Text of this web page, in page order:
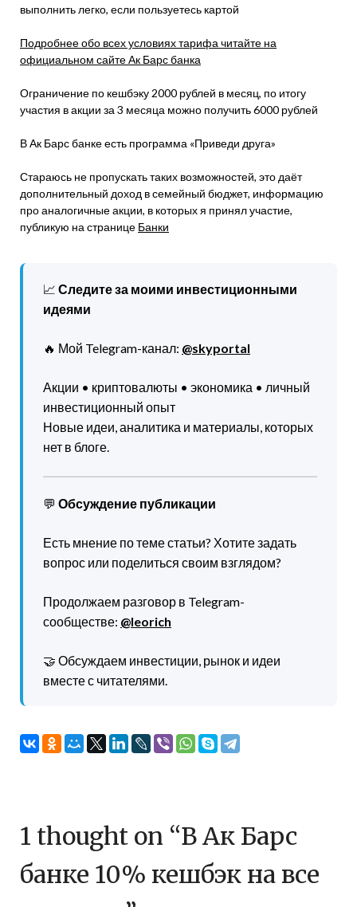
выполнить легко, если пользуетесь картой
Подробнее обо всех условиях тарифа читайте на
официальном сайте Ак Барс банка
Ограничение по кешбэку 2000 рублей в месяц, по итогу
участия в акции за 3 месяца можно получить 6000 рублей
В Ак Барс банке есть программа «Приведи друга»
Стараюсь не пропускать таких возможностей, это даёт
дополнительный доход в семейный бюджет, информацию
про аналогичные акции, в которых я принял участие,
публикую на странице Банки
📈 Следите за моими инвестиционными
идеями
🔥 Мой Telegram-канал: @skyportal
Акции • криптовалюты • экономика • личный
инвестиционный опыт
Новые идеи, аналитика и материалы, которых
нет в блоге.
💬 Обсуждение публикации
Есть мнение по теме статьи? Хотите задать
вопрос или поделиться своим взглядом?
Продолжаем разговор в Telegram-
сообществе: @leorich
🤝 Обсуждаем инвестиции, рынок и идеи
вместе с читателями.
1 thought on “В Ак Барс
банке 10% кешбэк на все